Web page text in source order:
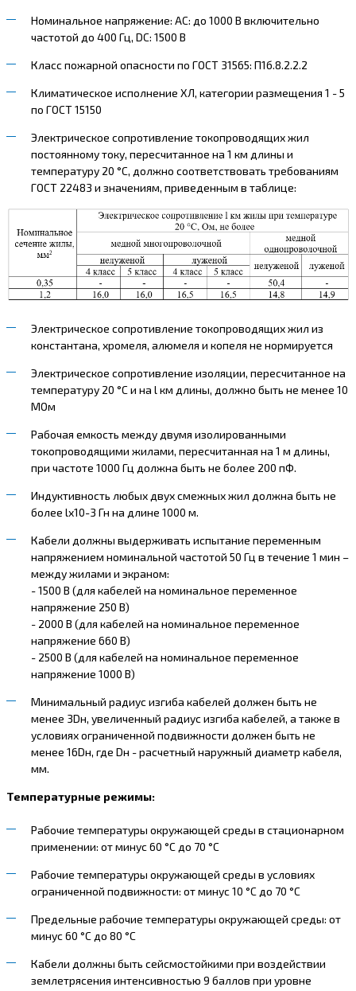
Номинальное напряжение: AC: до 1000 В включительно
частотой до 400 Гц, DC: 1500 В
Класс пожарной опасности по ГОСТ 31565: П1б.8.2.2.2
Климатическое исполнение ХЛ, категории размещения 1 - 5
по ГОСТ 15150
Электрическое сопротивление токопроводящих жил
постоянному току, пересчитанное на 1 км длины и
температуру 20 °С, должно соответствовать требованиям
ГОСТ 22483 и значениям, приведенным в таблице:
Электрическое сопротивление токопроводящих жил из
константана, хромеля, алюмеля и копеля не нормируется
Электрическое сопротивление изоляции, пересчитанное на
температуру 20 °С и на l км длины, должно быть не менее 10
МОм
Рабочая емкость между двумя изолированными
токопроводящими жилами, пересчитанная на 1 м длины,
при частоте 1000 Гц должна быть не более 200 пФ.
Индуктивность любых двух смежных жил должна быть не
более lх10-3 Гн на длине 1000 м.
Кабели должны выдерживать испытание переменным
напряжением номинальной частотой 50 Гц в течение 1 мин –
между жилами и экраном:
- 1500 В (для кабелей на номинальное переменное
напряжение 250 В)
- 2000 В (для кабелей на номинальное переменное
напряжение 660 В)
- 2500 В (для кабелей на номинальное переменное
напряжение 1000 В)
Минимальный радиус изгиба кабелей должен быть не
менее 3Dн, увеличенный радиус изгиба кабелей, а также в
условиях ограниченной подвижности должен быть не
менее 16Dн, где Dн - расчетный наружный диаметр кабеля,
мм.
Температурные режимы:
Рабочие температуры окружающей среды в стационарном
применении: от минус 60 °С до 70 °С
Рабочие температуры окружающей среды в условиях
ограниченной подвижности: от минус 10 °С до 70 °С
Предельные рабочие температуры окружающей среды: от
минус 60 °С до 80 °С
Кабели должны быть сейсмостойкими при воздействии
землетрясения интенсивностью 9 баллов при уровне